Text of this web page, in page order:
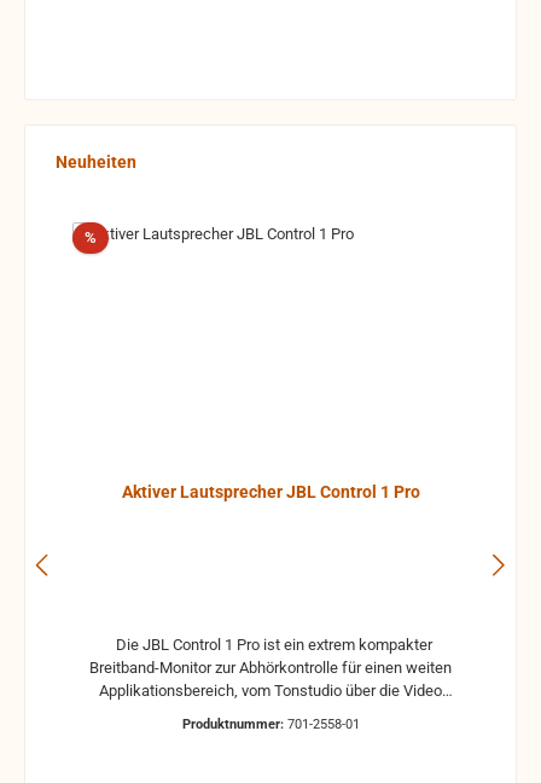
Produktgalerie überspringen
Neuheiten
%Rabatt
Aktiver Lautsprecher JBL Control 1 Pro
Breitband-Monitor zur Abhörkontrolle für einen weiten
Applikationsbereich, vom Tonstudio über die Video
Produktnummer: 701-2558-01